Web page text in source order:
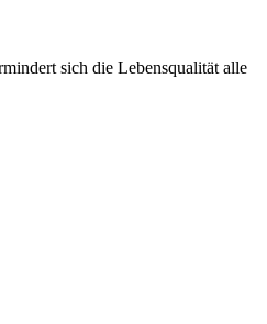
sich die Lebensqualität alle